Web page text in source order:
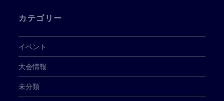
カテゴリー
イベント
大会情報
未分類